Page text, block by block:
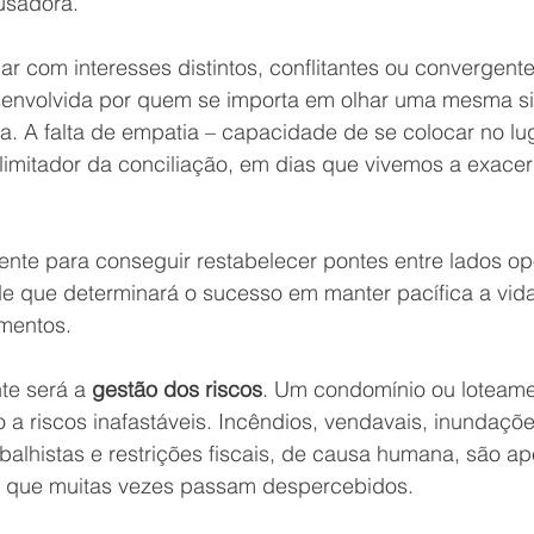
com interesses distintos, conflitantes ou
por quem se importa em olhar uma mesma
A falta de empatia – capacidade de se colocar no
da conciliação, em dias que vivemos a
para conseguir restabelecer pontes entre lados
que determinará o sucesso em manter pacífica a
será a gestão dos riscos. Um condomínio ou
a riscos inafastáveis. Incêndios, vendavais,
e restrições fiscais, de causa humana, são
muitas vezes passam despercebidos.